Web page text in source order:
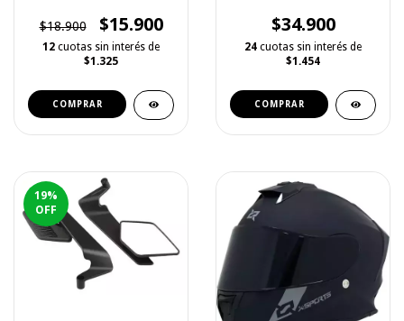
$18.900 $15.900
12 cuotas sin interés de
$1.325
COMPRAR
$34.900
24 cuotas sin interés de
$1.454
COMPRAR
19%
OFF